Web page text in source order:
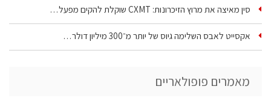
סין מאיצה את מרוץ הזיכרונות: CXMT שוקלת להקים מפעל…
אקסייט לאבס השלימה גיוס של יותר מ־300 מיליון דולר…
מאמרים פופולאריים